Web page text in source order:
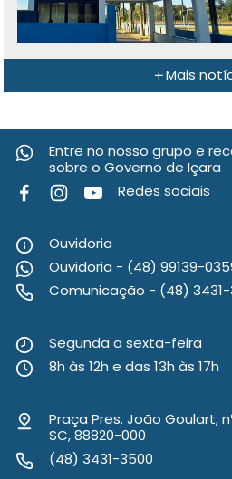
Mais
Entre no nosso grupo e
sobre o Governo de Içara
Redes sociais
Ouvidoria
Ouvidoria - (48) 99139-
Comunicação - (48)
Segunda a sexta-feira
8h às 12h e das 13h às 17h
Praça Pres. João Goulart,
SC, 88820-000
(48) 3431-3500